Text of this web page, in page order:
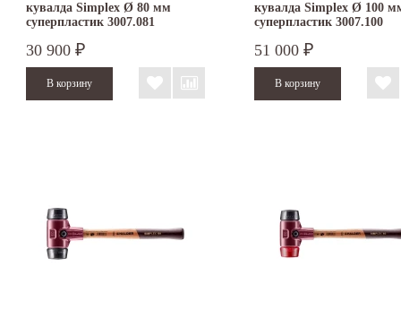
кувалда Simplex Ø 80 мм
суперпластик 3007.081
30 900 ₽
кувалда Simplex Ø 100
суперпластик 3007.100
51 000 ₽